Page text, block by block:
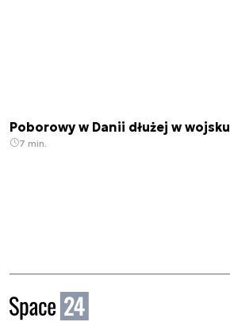
Poborowy w Danii dłużej w wojsku
7 min.